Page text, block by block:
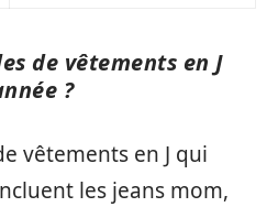
de vêtements en J
?
vêtements en J qui
les jeans mom,